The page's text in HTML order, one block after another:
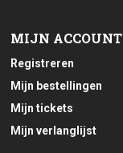
MIJN ACCOUNT
Registreren
Mijn bestellingen
Mijn tickets
Mijn verlanglijst